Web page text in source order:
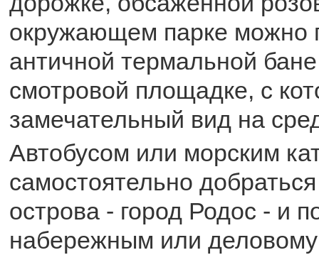
окружающем парке можно
античной термальной
смотровой площадке, с
замечательный вид на
Автобусом или морским
самостоятельно
острова - город Родос - и
набережным или деловому